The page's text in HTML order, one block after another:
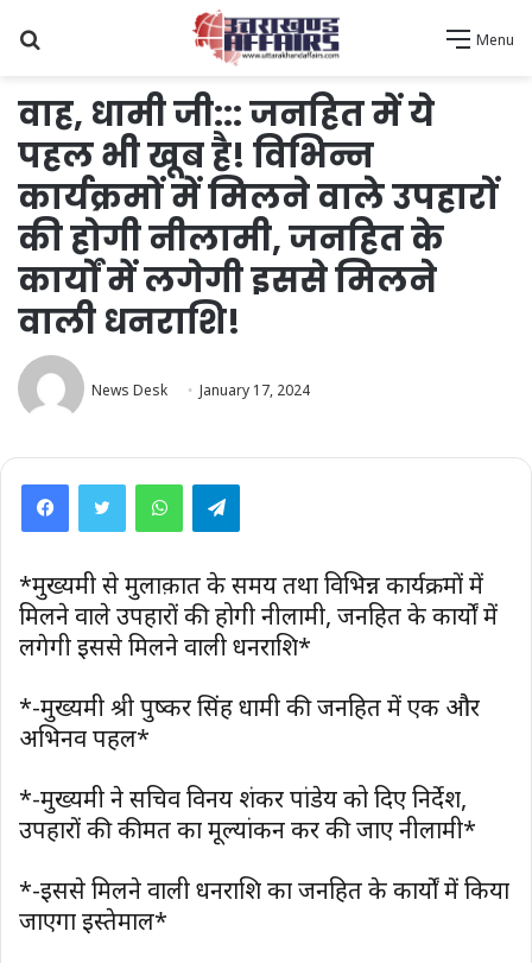
Menu
वाह, धामी जी::: जनहित में ये
पहल भी खूब है! विभिन्न
कार्यक्रमों में मिलने वाले उपहारों
की होगी नीलामी, जनहित के
कार्यों में लगेगी इससे मिलने
वाली धनराशि!
News Desk January 17, 2024
WhatsAppTelegram
*मुख्यमंत्री से मुलाक़ात के समय तथा विभिन्न कार्यक्रमों में
मिलने वाले उपहारों की होगी नीलामी, जनहित के कार्यों में
लगेगी इससे मिलने वाली धनराशि*
*-मुख्यमंत्री श्री पुष्कर सिंह धामी की जनहित में एक और
अभिनव पहल*
*-मुख्यमंत्री ने सचिव विनय शंकर पांडेय को दिए निर्देश,
उपहारों की कीमत का मूल्यांकन कर की जाए नीलामी*
*-इससे मिलने वाली धनराशि का जनहित के कार्यों में किया
जाएगा इस्तेमाल*